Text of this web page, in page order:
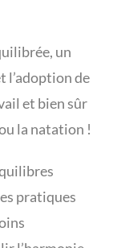
un
l’adoption de
et bien sûr
la natation !
pratiques